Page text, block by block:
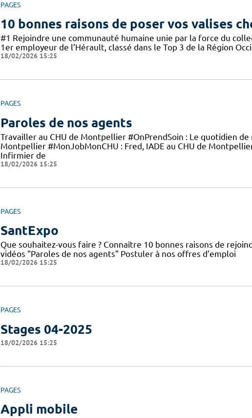
PAGES
10 bonnes raisons de poser vos valises
#1 Rejoindre une communauté humaine unie par la force du
1er employeur de l’Hérault, classé dans le Top 3 de la Région
18/02/2026 15:25
PAGES
Paroles de nos agents
Travailler au CHU de Montpellier #OnPrendSoin : Le quotidien
Montpellier #MonJobMonCHU : Fred, IADE au CHU de
Infirmier de
18/02/2026 15:25
PAGES
SantExpo
Que souhaitez-vous faire ? Connaître 10 bonnes raisons de
vidéos "Paroles de nos agents" Postuler à nos offres d’emploi
18/02/2026 15:25
PAGES
Stages 04-2025
18/02/2026 15:25
PAGES
Appli mobile